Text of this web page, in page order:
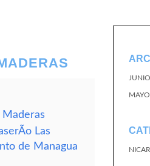
Maderas
Las
de Managua